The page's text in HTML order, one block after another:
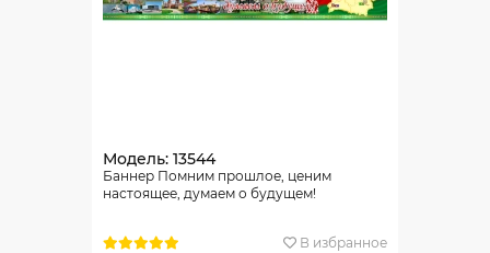
Модель: 13544
Баннер Помним прошлое, ценим
настоящее, думаем о будущем!
В избранное